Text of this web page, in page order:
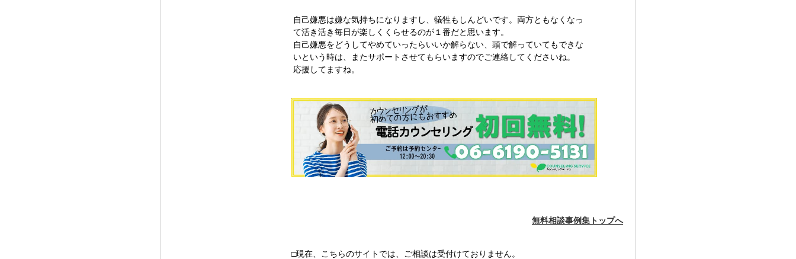
自己嫌悪は嫌な気持ちになりますし、犠牲もしんどいです。両方ともなくなっ
て活き活き毎日が楽しくくらせるのが１番だと思います。
自己嫌悪をどうしてやめていったらいいか解らない、頭で解っていてもできな
いという時は、またサポートさせてもらいますのでご連絡してくださいね。
応援してますね。
無料相談事例集トップへ
□現在、こちらのサイトでは、ご相談は受付けておりません。